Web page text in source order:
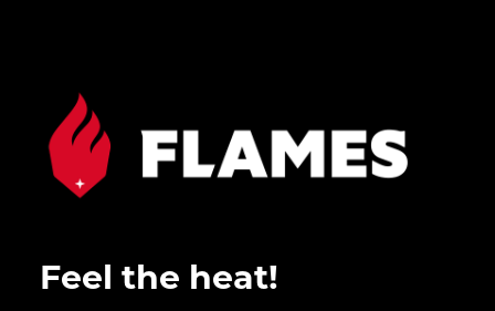
Feel the heat!